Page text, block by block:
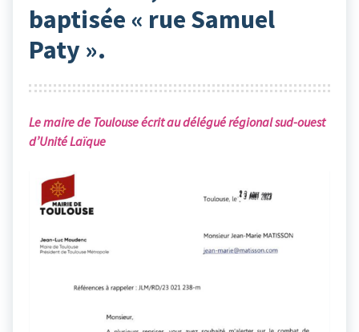
baptisée « rue Samuel
Paty ».
Le maire de Toulouse écrit au délégué régional sud-ouest
d’Unité Laïque